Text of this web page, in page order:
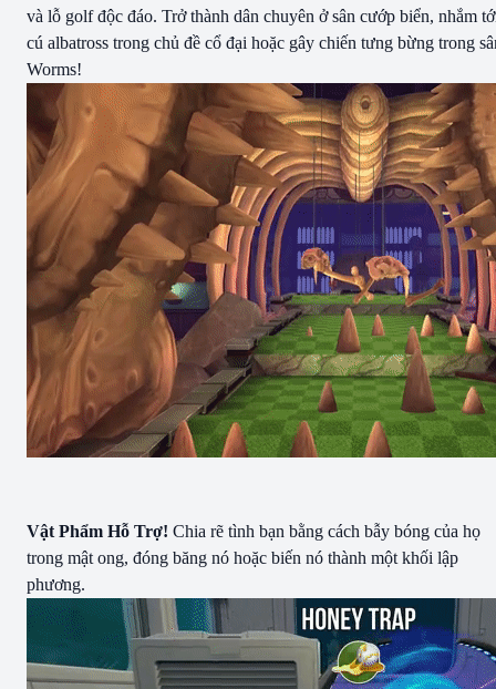
và lỗ golf độc đáo. Trở thành dân chuyên ở sân cướp biển, nhắm
cú albatross trong chủ đề cổ đại hoặc gây chiến tưng bừng trong
Worms!
Vật Phẩm Hỗ Trợ! Chia rẽ tình bạn bằng cách bẫy bóng của họ
trong mật ong, đóng băng nó hoặc biến nó thành một khối lập
phương.